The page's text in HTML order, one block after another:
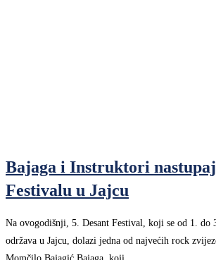
Bajaga i Instruktori
Festivalu u Jajcu
Na ovogodišnji, 5. Desant Festival, koji se od 1. do
održava u Jajcu, dolazi jedna od najvećih rock
Momčilo Bajagić Bajaga, koji…